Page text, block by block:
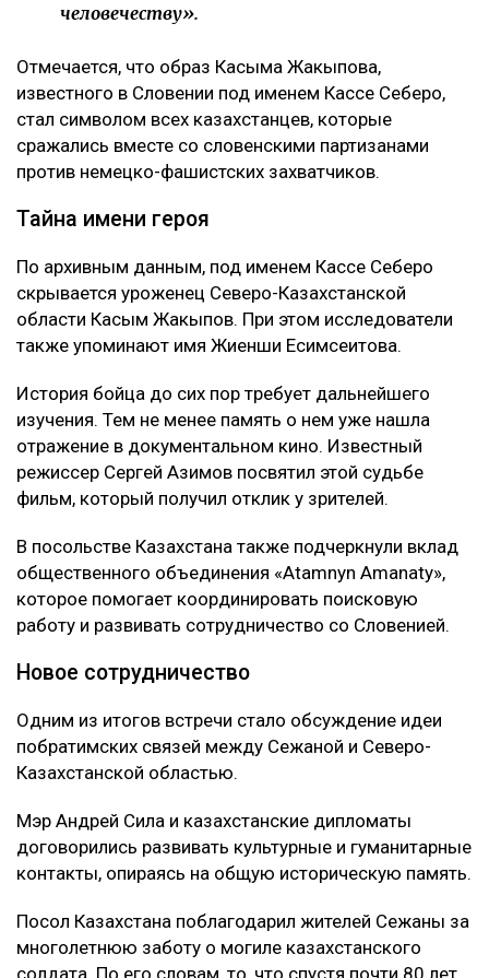
человечеству».
Отмечается, что образ Касыма Жакыпова,
известного в Словении под именем Кассе Себеро,
стал символом всех казахстанцев, которые
сражались вместе со словенскими партизанами
против немецко-фашистских захватчиков.
Тайна имени героя
По архивным данным, под именем Кассе Себеро
скрывается уроженец Северо-Казахстанской
области Касым Жакыпов. При этом исследователи
также упоминают имя Жиенши Есимсеитова.
История бойца до сих пор требует дальнейшего
изучения. Тем не менее память о нем уже нашла
отражение в документальном кино. Известный
режиссер Сергей Азимов посвятил этой судьбе
фильм, который получил отклик у зрителей.
В посольстве Казахстана также подчеркнули вклад
общественного объединения «Atamnyn Amanaty»,
которое помогает координировать поисковую
работу и развивать сотрудничество со Словенией.
Новое сотрудничество
Одним из итогов встречи стало обсуждение идеи
побратимских связей между Сежаной и Северо-
Казахстанской областью.
Мэр Андрей Сила и казахстанские дипломаты
договорились развивать культурные и гуманитарные
контакты, опираясь на общую историческую память.
Посол Казахстана поблагодарил жителей Сежаны за
многолетнюю заботу о могиле казахстанского
солдата. По его словам, то, что спустя почти 80 лет